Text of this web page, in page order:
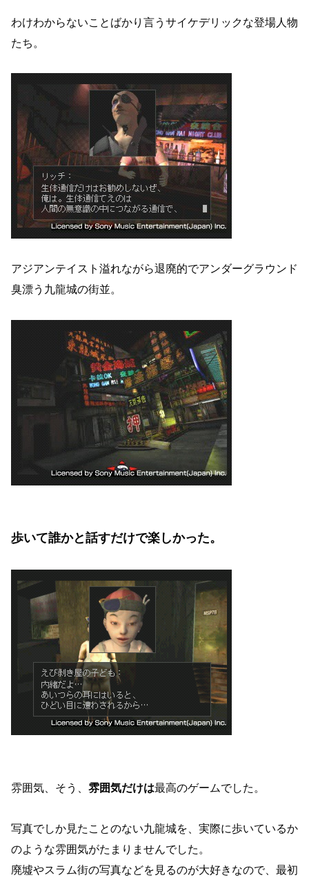
わけわからないことばかり言うサイケデリックな登場人物
たち。
アジアンテイスト溢れながら退廃的でアンダーグラウンド
臭漂う九龍城の街並。
歩いて誰かと話すだけで楽しかった。
雰囲気、そう、 雰囲気だけは最高のゲームでした。
写真でしか見たことのない九龍城を、実際に歩いているか
のような雰囲気がたまりませんでした。
廃墟やスラム街の写真などを見るのが大好きなので、最初